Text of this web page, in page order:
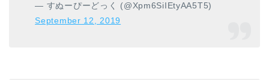
— すぬーぴーどっく (@Xpm6SiIEtyAA5T5)
September 12, 2019